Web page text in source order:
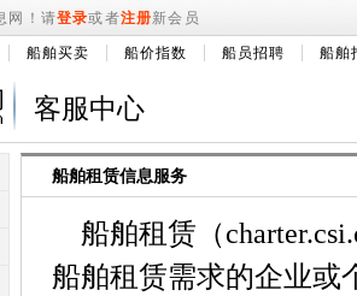
网！请登录或者注册新会员
船舶买卖 船价指数 船员招聘 船舶
客服中心
船舶租赁信息服务
船舶租赁（
船舶租赁需求的企业或